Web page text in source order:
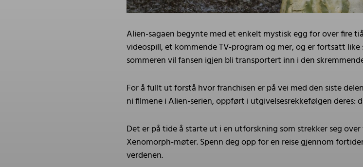
Alien-sagaen begynte med et enkelt mystisk egg for over fire
videospill, et kommende TV-program og mer, og er fortsatt
sommeren vil fansen igjen bli transportert inn i den
For å fullt ut forstå hvor franchisen er på vei med den siste
ni filmene i Alien-serien, oppført i utgivelsesrekkefølgen
Det er på tide å starte ut i en utforskning som strekker seg
Xenomorph-møter. Spenn deg opp for en reise gjennom
verdenen.